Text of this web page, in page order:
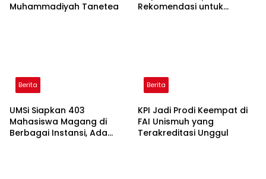
Muhammadiyah Tanetea
Rekomendasi untuk
Berita
UMSi Siapkan 403
Mahasiswa Magang di
Berbagai Instansi, Ada
Berita
KPI Jadi Prodi Keempat di
FAI Unismuh yang
Terakreditasi Unggul